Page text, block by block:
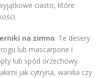
ciasto, które
na zimno. Te desery
lub mascarpone i
lub spód orzechowy.
jak cytryna, wanilia czy